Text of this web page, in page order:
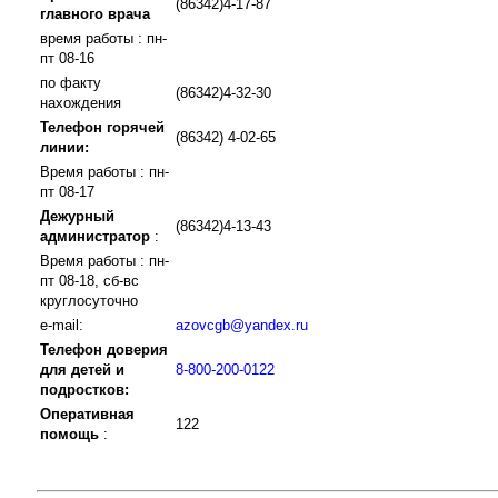
главного врача
(86342)4-17-87
время работы : пн-
пт 08-16
по факту
нахождения
(86342)4-32-30
Телефон горячей
линии:
(86342) 4-02-65
Время работы : пн-
пт 08-17
Дежурный
администратор :
(86342)4-13-43
Время работы : пн-
пт 08-18, сб-вс
круглосуточно
e-mail:
azovcgb@yandex.ru
Телефон доверия
для детей и
подростков:
8-800-200-0122
Оперативная
помощь :
122